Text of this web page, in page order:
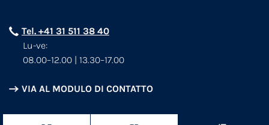
Tel. +41 31 511 38 40
Lu-ve:
08.00–12.00 | 13.30–17.00
VIA AL MODULO DI CONTATTO